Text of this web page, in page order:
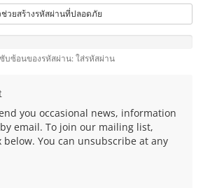
วยสร้างรหัสผ่านที่ปลอดภัย
บซ้อนของรหัสผ่าน: ใส่รหัสผ่าน
you occasional news, information
email. To join our mailing list,
You can unsubscribe at any